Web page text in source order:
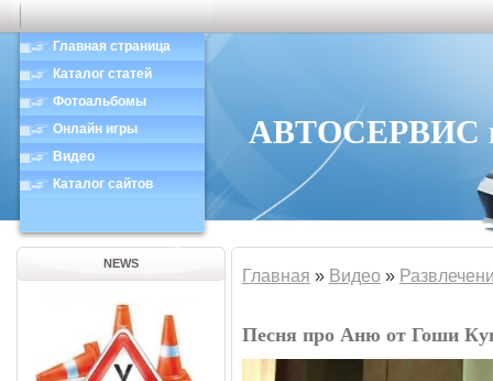
Главная страница
Каталог статей
Фотоальбомы
Онлайн игры
Видео
Каталог сайтов
АВТОСЕРВИС в
NEWS
Главная » Видео »
Песня про Аню от Гоши